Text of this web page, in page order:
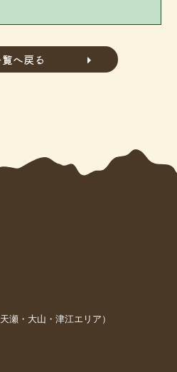
へ戻る
瀬・大山・津江エリア）